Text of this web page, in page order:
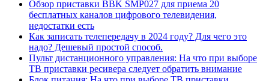
Обзор приставки BBK SMP027 для приема 20
бесплатных каналов цифрового телевидения,
недостатки есть
Как записать телепередачу в 2024 году? Для чего это
надо? Дешевый простой способ.
Пульт дистанционного управления: На что при выборе
ТВ приставки ресивера следует обратить внимание